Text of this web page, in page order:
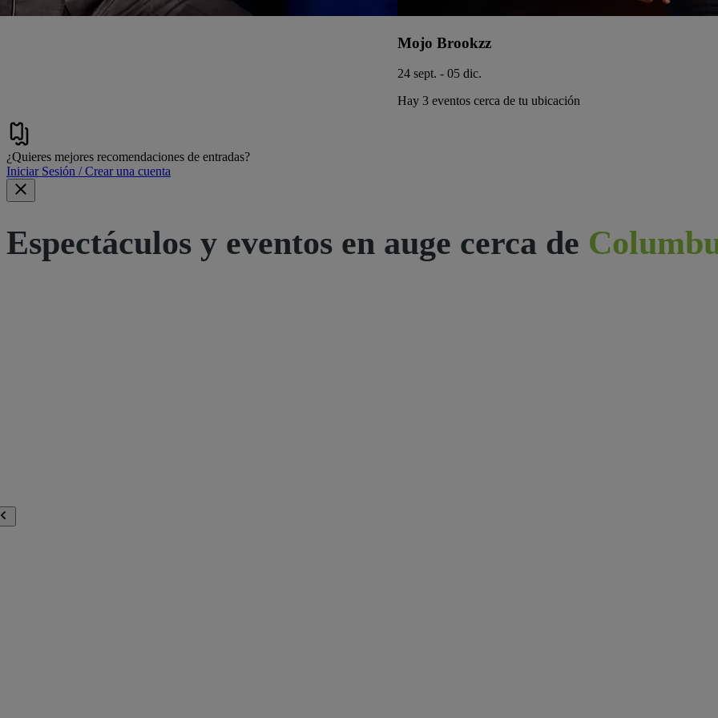
Mojo Brookzz
24 sept. - 05 dic.
Hay 3 eventos cerca de tu ubicación
¿Quieres mejores recomendaciones de entradas?
Iniciar Sesión / Crear una cuenta
Espectáculos y eventos en auge cerca de